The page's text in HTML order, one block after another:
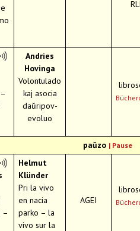
Andries
Hovinga
Volontulado
kaj asocia
daŭripov-
evoluo
paŭzo | Pause
–
Helmut
Klünder
Pri la vivo
en nacia
parko – la
vivo sur la
AGEI